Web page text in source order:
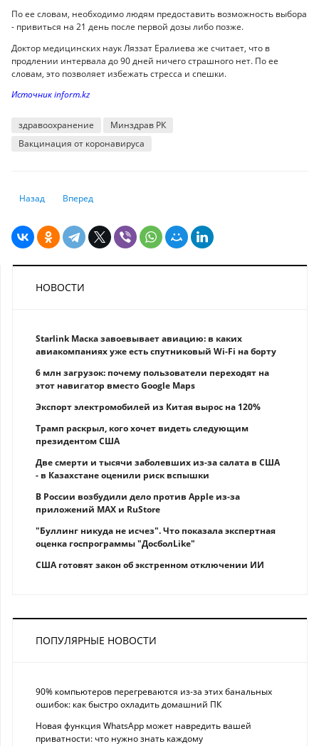
По ее словам, необходимо людям предоставить возможность выбора
- привиться на 21 день после первой дозы либо позже.
Доктор медицинских наук Ляззат Ералиева же считает, что в
продлении интервала до 90 дней ничего страшного нет. По ее
словам, это позволяет избежать стресса и спешки.
Источник inform.kz
здравоохранение
Минздрав РК
Вакцинация от коронавируса
Предыдущий: Почему эксперты говорят, что родителям необходимо
Назад Следующий: Что делать, если паспорт вакцинации не
Вперед
НОВОСТИ
Starlink Маска завоевывает авиацию: в каких
авиакомпаниях уже есть спутниковый Wi-Fi на борту
6 млн загрузок: почему пользователи переходят на
этот навигатор вместо Google Maps
Экспорт электромобилей из Китая вырос на 120%
Трамп раскрыл, кого хочет видеть следующим
президентом США
Две смерти и тысячи заболевших из-за салата в США
- в Казахстане оценили риск вспышки
В России возбудили дело против Apple из-за
приложений MAX и RuStore
"Буллинг никуда не исчез". Что показала экспертная
оценка госпрограммы "ДосболLike"
США готовят закон об экстренном отключении ИИ
ПОПУЛЯРНЫЕ НОВОСТИ
90% компьютеров перегреваются из-за этих банальных
ошибок: как быстро охладить домашний ПК
Новая функция WhatsApp может навредить вашей
приватности: что нужно знать каждому